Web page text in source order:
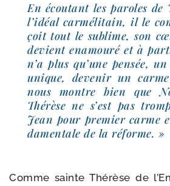
En écou­tant les paroles de
l’i­déal car­mé­li­tain, il le
çoit tout le sublime, son
devient enamou­ré et à
n’a plus qu’une pen­sée,
unique, deve­nir un
nous montre bien que
Thérèse ne s’est pas
Jean pour pre­mier carme
da­men­tale de la réforme. »
Comme sainte Thérèse de